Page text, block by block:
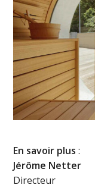
En savoir plus :
Jérôme Netter
Directeur